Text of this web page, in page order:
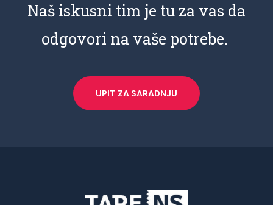
Naš iskusni tim je tu za vas da
odgovori na vaše potrebe.
UPIT ZA SARADNJU